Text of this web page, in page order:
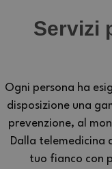
Servizi
Ogni persona ha
disposizione una
prevenzione, al
Dalla telemedicina
tuo fianco con